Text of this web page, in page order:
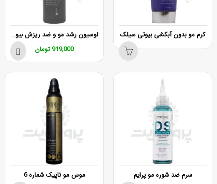
کرم مو بدون آبکشی بیوتی سیلک لوسیون رشد مو و ضد ریزش بیوتی سیلک
919,000تومان
سرم ضد شوره مو پرایم
موس مو تاپیک شماره 6